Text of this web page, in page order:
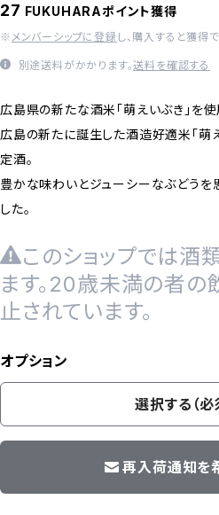
27 FUKUHARAポイント獲得
※ メンバーシップに登録 し、購入すると獲得で
別途送料がかかります。送料を確認する
広島県の新たな酒米「萌えいぶき」を使
広島の新たに誕生した酒造好適米「萌
定酒。
豊かな味わいとジューシーなぶどうを
した。
このショップでは酒
ます。20歳未満の者
止されています。
オプション
選択する（必
再入荷通知を